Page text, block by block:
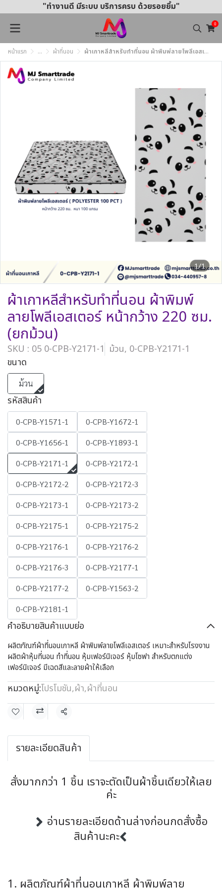
"ทำงานดี มีระบบ บริการครบ ด้วยรอยยิ้ม"
0
หน้าแรก ... ผ้าที่นอน ผ้าเกาหลีสำหรับทำที่นอน ผ้าพิมพ์ลายโพลีเอสเตอร์ หน้ากว้าง 220 ซม. (ยกม้วน)
1/1
ผ้าเกาหลีสำหรับทำที่นอน ผ้าพิมพ์
ลายโพลีเอสเตอร์ หน้ากว้าง 220 ซม.
(ยกม้วน)
SKU : 05 0-CPB-Y2171-1 ม้วน, 0-CPB-Y2171-1
ขนาด
ม้วน
รหัสสินค้า
0-CPB-Y1571-1
0-CPB-Y1672-1
0-CPB-Y1656-1
0-CPB-Y1893-1
0-CPB-Y2171-1
0-CPB-Y2172-1
0-CPB-Y2172-2
0-CPB-Y2172-3
0-CPB-Y2173-1
0-CPB-Y2173-2
0-CPB-Y2175-1
0-CPB-Y2175-2
0-CPB-Y2176-1
0-CPB-Y2176-2
0-CPB-Y2176-3
0-CPB-Y2177-1
0-CPB-Y2177-2
0-CPB-Y1563-2
0-CPB-Y2181-1
คำอธิบายสินค้าแบบย่อ
ผลิตภัณฑ์ผ้าที่นอนเกาหลี ผ้าพิมพ์ลายโพลีเอสเตอร์ เหมาะสำหรับโรงงาน
ผลิตผ้าหุ้มที่นอน ทำที่นอน หุ้มเฟอร์นิเจอร์ หุ้มโซฟา สำหรับตกแต่ง
เฟอร์นิเจอร์ มีเฉดสีและลายผ้าให้เลือก
หมวดหมู่:โปรโมชัน,ผ้า,ผ้าที่นอน
แชร์
รายละเอียดสินค้า
สั่งมากกว่า 1 ชิ้น เราจะตัดเป็นผ้าชิ้นเดียวให้เลย
ค่ะ
อ่านรายละเอียดด้านล่างก่อนกดสั่งซื้อ
สินค้านะคะ
1. ผลิตภัณฑ์ผ้าที่นอนเกาหลี ผ้าพิมพ์ลาย